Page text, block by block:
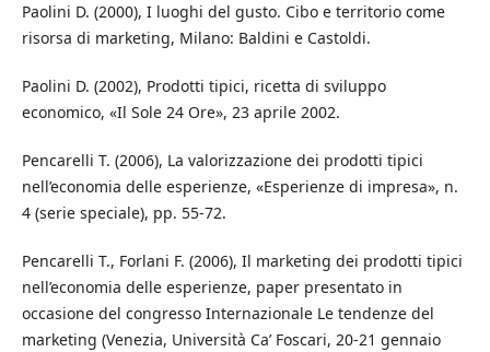
Paolini D. (2000), I luoghi del gusto. Cibo e territorio come
risorsa di marketing, Milano: Baldini e Castoldi.
Paolini D. (2002), Prodotti tipici, ricetta di sviluppo
economico, «Il Sole 24 Ore», 23 aprile 2002.
Pencarelli T. (2006), La valorizzazione dei prodotti tipici
nell’economia delle esperienze, «Esperienze di impresa», n.
4 (serie speciale), pp. 55-72.
Pencarelli T., Forlani F. (2006), Il marketing dei prodotti tipici
nell’economia delle esperienze, paper presentato in
occasione del congresso Internazionale Le tendenze del
marketing (Venezia, Università Ca’ Foscari, 20-21 gennaio